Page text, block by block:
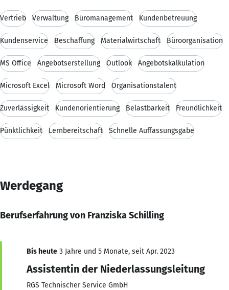
Vertrieb Verwaltung Büromanagement Kundenbetreuung
Kundenservice Beschaffung Materialwirtschaft Büroorganisation
MS Office Angebotserstellung Outlook Angebotskalkulation
Microsoft Excel Microsoft Word Organisationstalent
Zuverlässigkeit Kundenorientierung Belastbarkeit Freundlichkeit
Pünktlichkeit Lernbereitschaft Schnelle Auffassungsgabe
Werdegang
Berufserfahrung von Franziska Schilling
Bis heute 3 Jahre und 5 Monate, seit Apr. 2023
Assistentin der Niederlassungsleitung
RGS Technischer Service GmbH